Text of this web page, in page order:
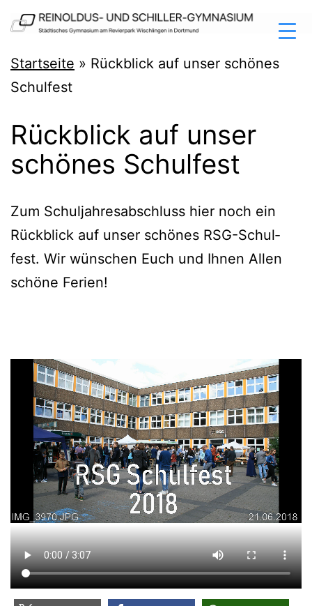
Zum
Inhalt
springen
Reinoldus-
und
Gymnasium
Dortmund
Startseite » Rückblick auf unser schönes
Schulfest
Rückblick auf unser
schönes Schulfest
Zum Schul­jah­res­ab­schluss hier noch ein
Rück­blick auf unser schö­nes RSG-Schul­
fest. Wir wün­schen Euch und Ihnen Allen
schö­ne Ferien!